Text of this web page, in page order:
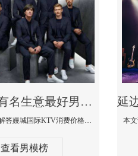
延边最大有名生意最好男模少爷场KTV体验-嫚城国际KTV消费价格点评
本文详细为你解答嫚城国际KTV消费价格口碑点评，更多关于最大有名生意最好男模少爷场KTV体验免费咨询1333 867 6881微信同步！
查看男模榜